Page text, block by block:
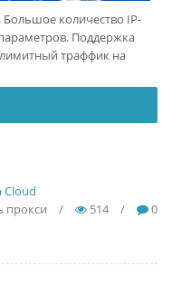
количество IP-
Поддержка
траффик на
Cloud
прокси
/ 514 / 0